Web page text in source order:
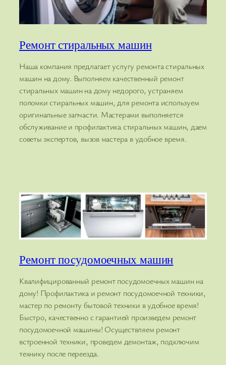
Ремонт стиральных машин
Наша компания предлагает услугу ремонта стиральных
машин на дому. Выполняем качественный ремонт
стиральных машин на дому недорого, устраняем
поломки стиральных машин, для ремонта используем
оригинальные запчасти. Мастерами выполняется
обслуживание и профилактика стиральных машин, даем
советы экспертов, вызов мастера в удобное время.
Ремонт посудомоечных машин
Квалифицированный ремонт посудомоечных машин на
дому! Профилактика и ремонт посудомоечной техники,
мастер по ремонту бытовой техники в удобное время!
Быстро, качественно с гарантией произведем ремонт
посудомоечной машины! Осуществляем ремонт
встроенной техники, проведем демонтаж, подключим
технику после переезда.